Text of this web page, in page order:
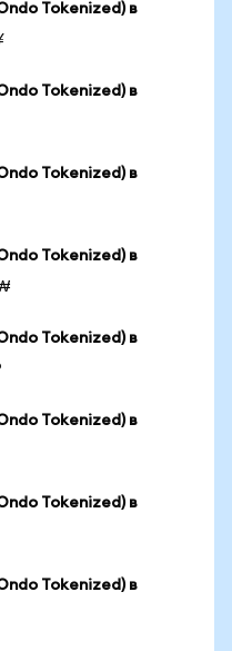
Tokenized) в
Tokenized) в
Tokenized) в
Tokenized) в
Tokenized) в
Tokenized) в
Tokenized) в
Tokenized) в